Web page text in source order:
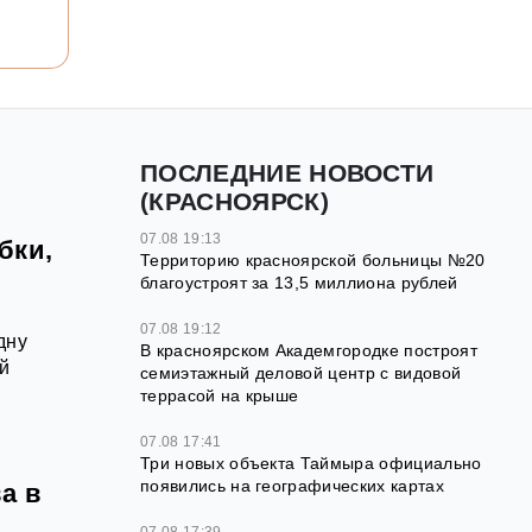
в
ПОСЛЕДНИЕ НОВОСТИ
(КРАСНОЯРСК)
07.08 19:13
Территорию красноярской больницы №20
благоустроят за 13,5 миллиона рублей
07.08 19:12
В красноярском Академгородке построят
семиэтажный деловой центр с видовой
террасой на крыше
07.08 17:41
Три новых объекта Таймыра официально
появились на географических картах